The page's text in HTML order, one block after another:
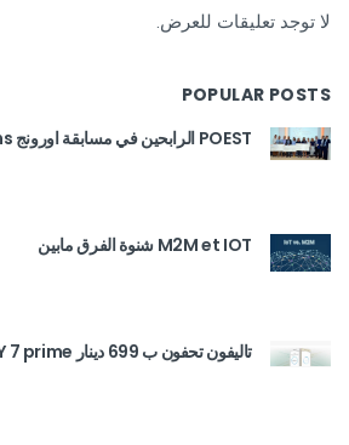
لا توجد تعليقات للعرض.
POPULAR POSTS
POEST الرابحين في مسابقة اورونج les applications
M2M et IOT شنوة الفرق مابين
تاليفون تحفون ب 699 دينار Huawei Y 7 prime